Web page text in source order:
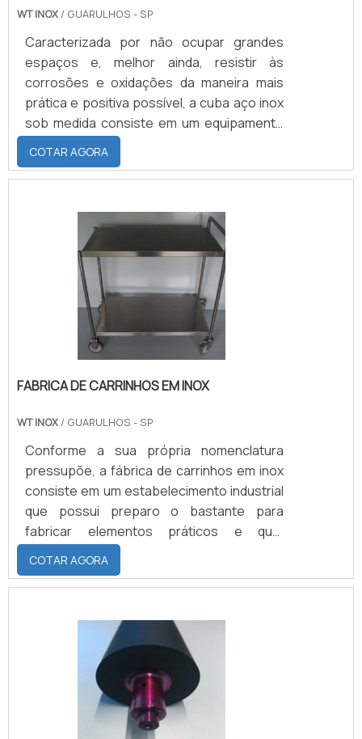
WT INOX / GUARULHOS - SP
Caracterizada por não ocupar grandes
espaços e, melhor ainda, resistir às
corrosões e oxidações da maneira mais
prática e positiva possível, a cuba aço inox
sob medida consiste em um equipamento
que, em primeiro lugar, se diferencia em
muito das cubas constituídas por
porcelanato e que são majoritariamente
mais aprofundada, também é
absolutamente possível que a cuba de aço
inox se integre a bancadas constituídas
pela mesma matéria-prima.Detalhes a
COTAR AGORA
FABRICA DE CARRINHOS EM INOX
WT INOX / GUARULHOS - SP
Conforme a sua própria nomenclatura
pressupõe, a fábrica de carrinhos em inox
consiste em um estabelecimento industrial
que possui preparo o bastante para
fabricar elementos práticos e que,
sobretudo, tenham um simplificado
manuseio. Ao se valer da utilização de um
dos metais mais resistentes do mercado, o
maciça maioria de suas produções em
torno da feitura de um dispositivo durável e
que se apresenta como absolutamente
rigoroso contra as intempéries. Ou se.
COTAR AGORA